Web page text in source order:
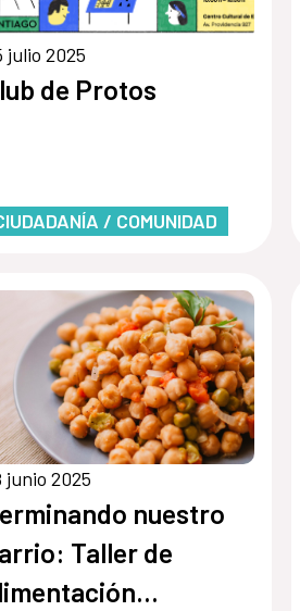
julio 2025
de Protos
/ COMUNIDAD
junio 2025
nuestro
Taller de